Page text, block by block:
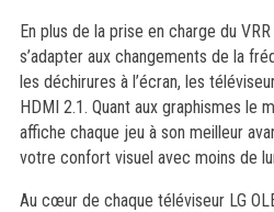
En plus de la prise en charge du
s’adapter aux changements de la
les déchirures à l’écran, les
HDMI 2.1. Quant aux graphismes le
affiche chaque jeu à son meilleur
votre confort visuel avec moins de
Au cœur de chaque téléviseur LG